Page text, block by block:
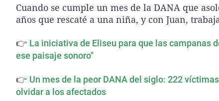
Cuando se cumple un mes de la DANA que
años que rescaté a una niña, y con Juan,
👉 La iniciativa de Eliseu para que las campanas
ese paisaje sonoro"
👉 Un mes de la peor DANA del siglo: 222
olvidar a los afectados